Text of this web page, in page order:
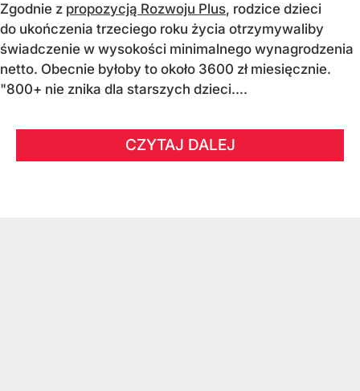
Zgodnie z propozycją Rozwoju Plus, rodzice dzieci
do ukończenia trzeciego roku życia otrzymywaliby
świadczenie w wysokości minimalnego wynagrodzenia
netto. Obecnie byłoby to około 3600 zł miesięcznie.
"800+ nie znika dla starszych dzieci....
CZYTAJ DALEJ